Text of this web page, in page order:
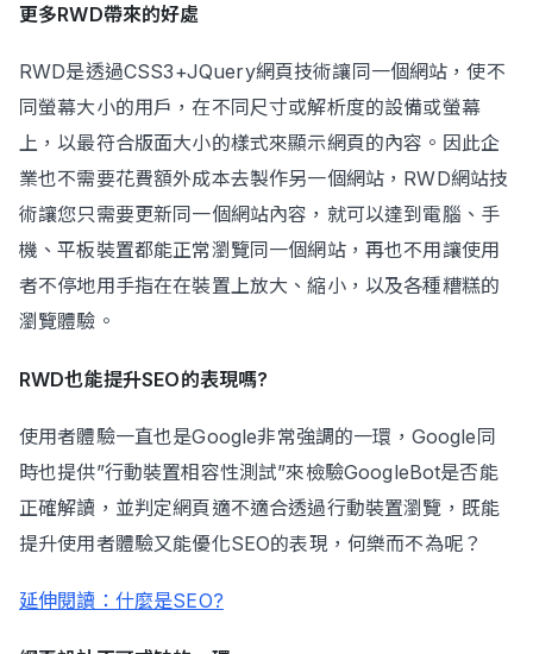
更多RWD帶來的好處
RWD是透過CSS3+JQuery網頁技術讓同一個網站，使不
同螢幕大小的用戶，在不同尺寸或解析度的設備或螢幕
上，以最符合版面大小的樣式來顯示網頁的內容。因此企
業也不需要花費額外成本去製作另一個網站，RWD網站技
術讓您只需要更新同一個網站內容，就可以達到電腦、手
機、平板裝置都能正常瀏覽同一個網站，再也不用讓使用
者不停地用手指在在裝置上放大、縮小，以及各種糟糕的
瀏覽體驗。
RWD也能提升SEO的表現嗎?
使用者體驗一直也是Google非常強調的一環，Google同
時也提供”行動裝置相容性測試”來檢驗GoogleBot是否能
正確解讀，並判定網頁適不適合透過行動裝置瀏覽，既能
提升使用者體驗又能優化SEO的表現，何樂而不為呢？
延伸閱讀：什麼是SEO?